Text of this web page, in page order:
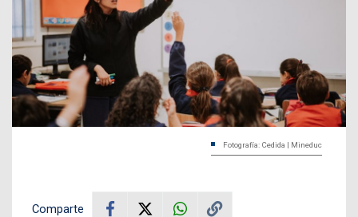
Fotografía: Cedida | Mineduc
Comparte